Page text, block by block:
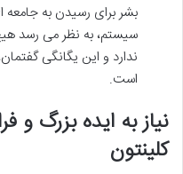
بشر برای رسیدن به جامعه
سیستم، به نظر می رسد
ندارد و این یگانگی
است.
نیاز به ایده بزرگ و
کلینتون